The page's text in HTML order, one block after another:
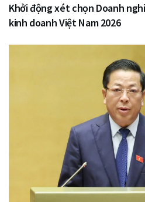
Khởi động xét chọn Doanh
kinh doanh Việt Nam 2026